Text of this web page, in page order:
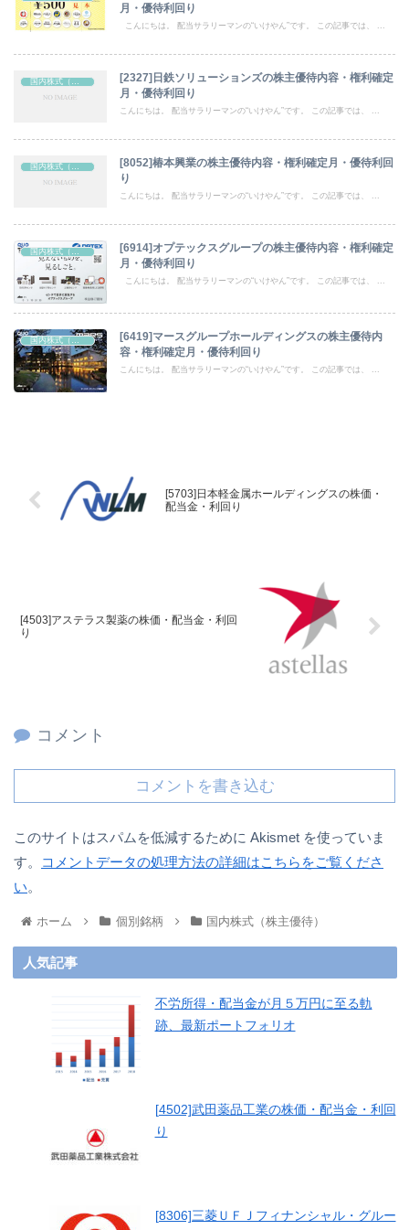
月・優待利回り
こんにちは。 配当サラリーマンの“いけやん”です。 この記事では、 ...
[2327]日鉄ソリューションズの株主優待内容・権利確定
月・優待利回り
こんにちは。 配当サラリーマンの“いけやん”です。 この記事では、 ...
[8052]椿本興業の株主優待内容・権利確定月・優待利回
り
こんにちは。 配当サラリーマンの“いけやん”です。 この記事では、 ...
[6914]オプテックスグループの株主優待内容・権利確定
月・優待利回り
こんにちは。 配当サラリーマンの“いけやん”です。 この記事では、 ...
[6419]マースグループホールディングスの株主優待内
容・権利確定月・優待利回り
こんにちは。 配当サラリーマンの“いけやん”です。 この記事では、 ...
[5703]日本軽金属ホールディングスの株価・
配当金・利回り
[4503]アステラス製薬の株価・配当金・利回
り
コメント
コメントを書き込む
このサイトはスパムを低減するために Akismet を使っていま
す。
コメントデータの処理方法の詳細はこちらをご覧くださ
い。
ホーム 個別銘柄 国内株式（株主優待）
人気記事
不労所得・配当金が月５万円に至る軌
跡、最新ポートフォリオ
[4502]武田薬品工業の株価・配当金・利回
り
[8306]三菱ＵＦＪフィナンシャル・グルー